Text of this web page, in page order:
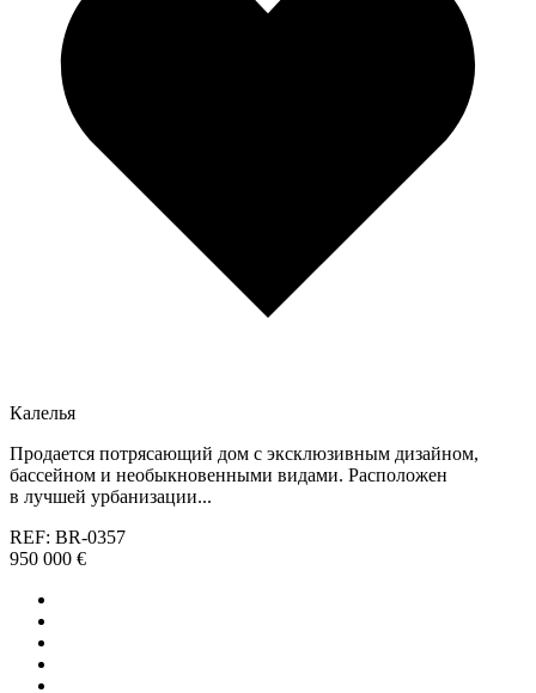
Калелья
Продается потрясающий дом с эксклюзивным дизайном,
бассейном и необыкновенными видами. Расположен
в лучшей урбанизации...
REF: BR-0357
950 000 €